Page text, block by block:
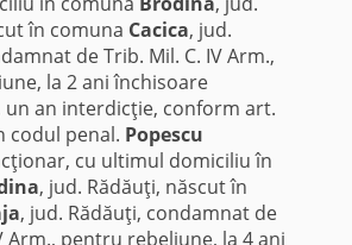
în comuna Cacica, jud.
de Trib. Mil. C. IV Arm.,
la 2 ani închisoare
un an interdicţie, conform art.
codul penal. Popescu
cu ultimul domiciliu în
, jud. Rădăuţi, născut în
, jud. Rădăuţi, condamnat de
Arm., pentru rebeliune, la 4 ani